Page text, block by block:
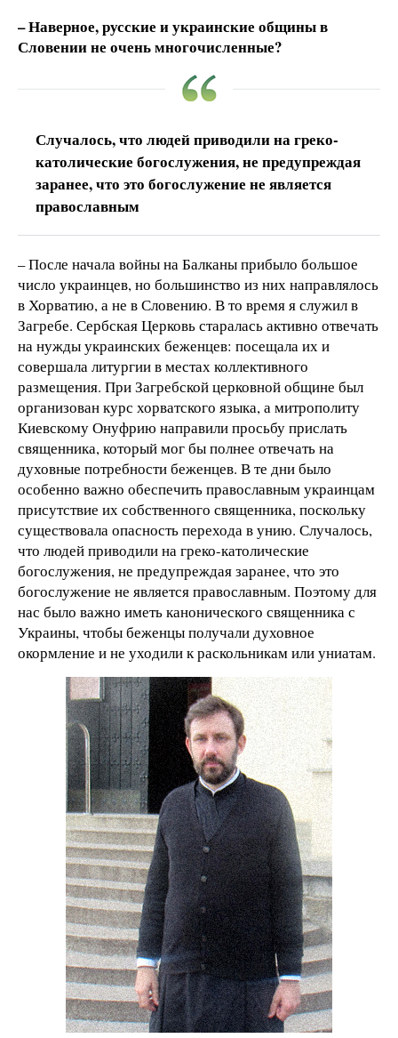
– Наверное, русские и украинские общины в
Словении не очень многочисленные?
Случалось, что людей приводили на греко-
католические богослужения, не предупреждая
заранее, что это богослужение не является
православным
– После начала войны на Балканы прибыло большое
число украинцев, но большинство из них направлялось
в Хорватию, а не в Словению. В то время я служил в
Загребе. Сербская Церковь старалась активно отвечать
на нужды украинских беженцев: посещала их и
совершала литургии в местах коллективного
размещения. При Загребской церковной общине был
организован курс хорватского языка, а митрополиту
Киевскому Онуфрию направили просьбу прислать
священника, который мог бы полнее отвечать на
духовные потребности беженцев. В те дни было
особенно важно обеспечить православным украинцам
присутствие их собственного священника, поскольку
существовала опасность перехода в унию. Случалось,
что людей приводили на греко-католические
богослужения, не предупреждая заранее, что это
богослужение не является православным. Поэтому для
нас было важно иметь канонического священника с
Украины, чтобы беженцы получали духовное
окормление и не уходили к раскольникам или униатам.